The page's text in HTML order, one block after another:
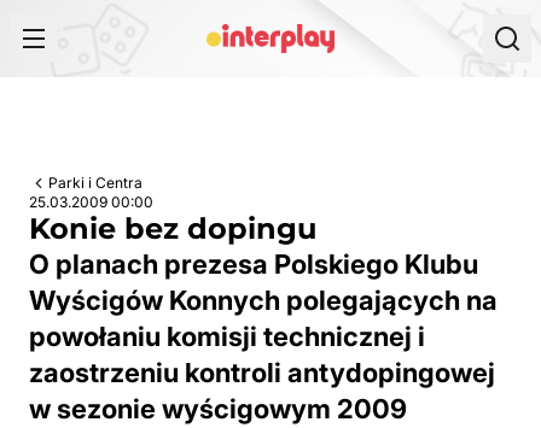
Parki i Centra
25.03.2009 00:00
Konie bez dopingu
O planach prezesa Polskiego Klubu
Wyścigów Konnych polegających na
powołaniu komisji technicznej i
zaostrzeniu kontroli antydopingowej
w sezonie wyścigowym 2009